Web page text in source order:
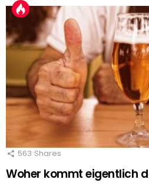
563 Shares
Woher kommt eigentlich